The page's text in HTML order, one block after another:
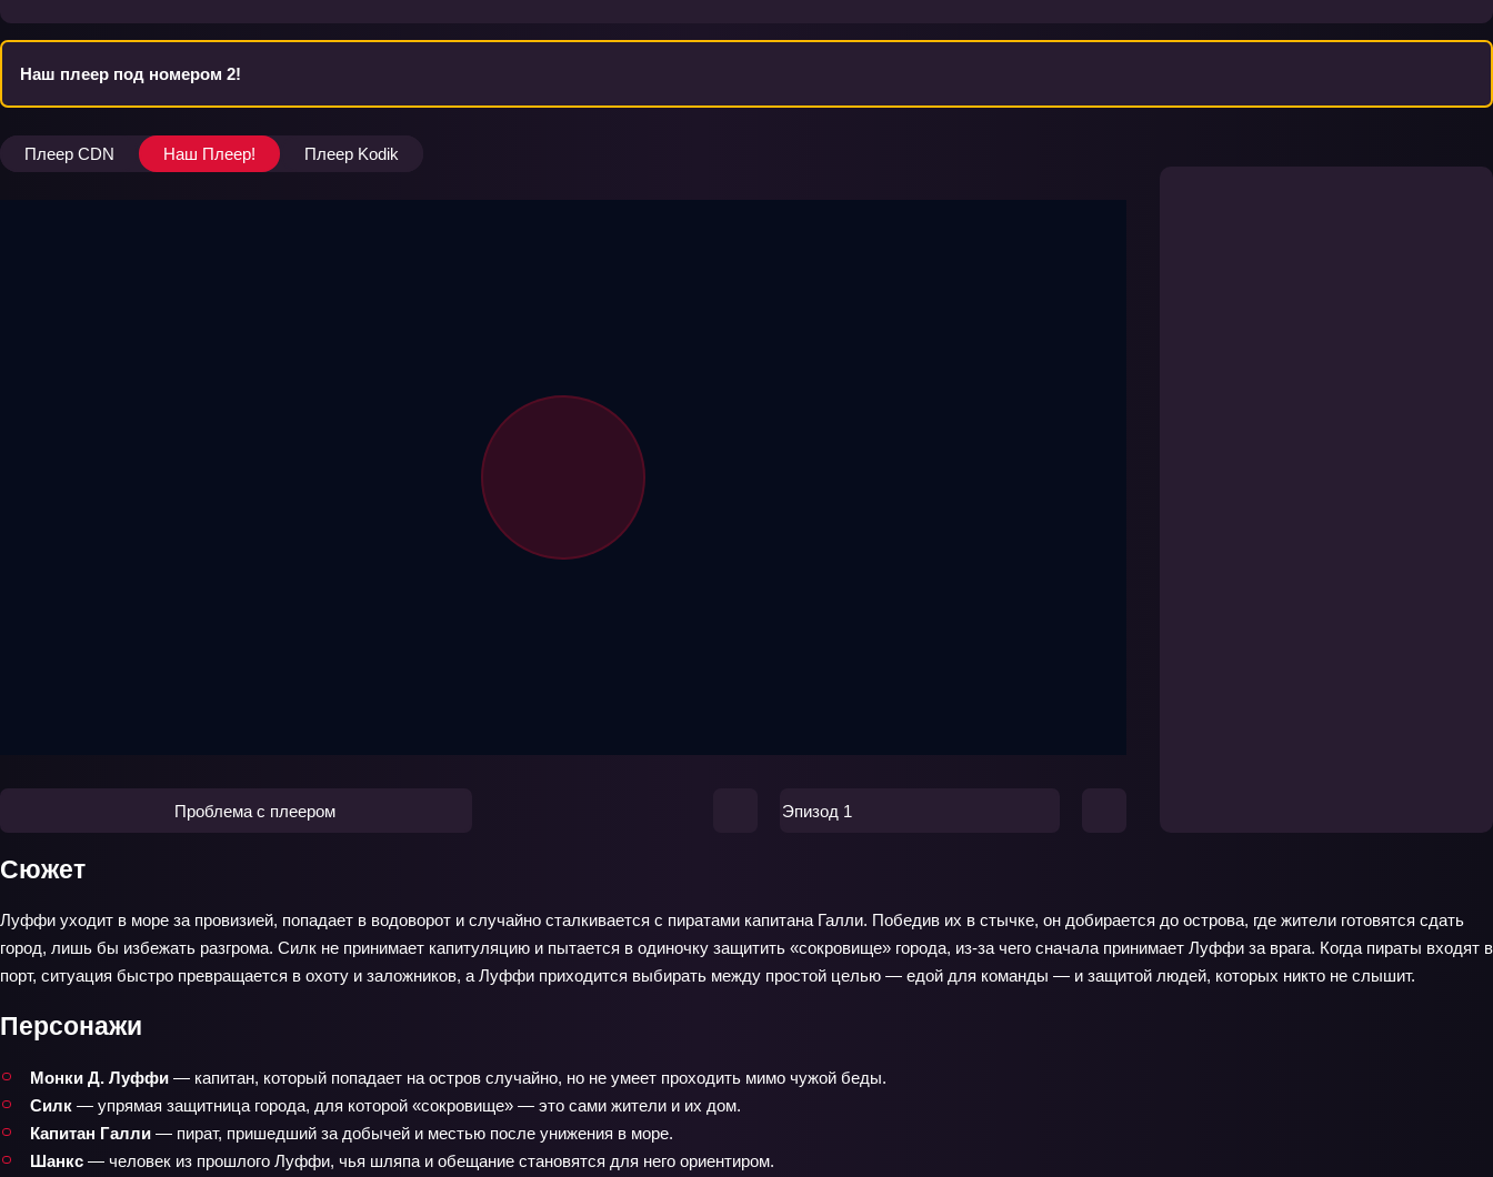
Наш плеер под номером 2!
Плеер CDN Наш Плеер! Плеер Kodik
Проблема с плеером Эпизод 1
Сюжет
Луффи уходит в море за провизией, попадает в водоворот и случайно сталкивается с пиратами капитана Галли. Победив их в стычке, он добирается до острова, где жители готовятся сдать
город, лишь бы избежать разгрома. Силк не принимает капитуляцию и пытается в одиночку защитить «сокровище» города, из‑за чего сначала принимает Луффи за врага. Когда пираты входят в
порт, ситуация быстро превращается в охоту и заложников, а Луффи приходится выбирать между простой целью — едой для команды — и защитой людей, которых никто не слышит.
Персонажи
Монки Д. Луффи — капитан, который попадает на остров случайно, но не умеет проходить мимо чужой беды.
Силк — упрямая защитница города, для которой «сокровище» — это сами жители и их дом.
Капитан Галли — пират, пришедший за добычей и местью после унижения в море.
Шанкс — человек из прошлого Луффи, чья шляпа и обещание становятся для него ориентиром.